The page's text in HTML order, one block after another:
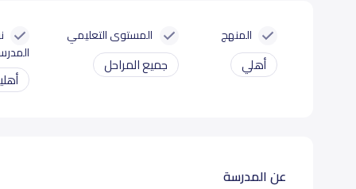
المنهج
أهلي
المستوى التعليمي
جميع المراحل
عن المدرسة